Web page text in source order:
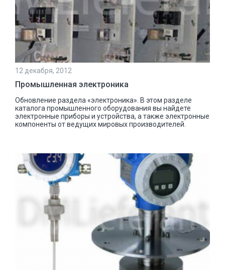
12 декабря, 2012
Промышленная электроника
Обновление раздела «электроника». В этом разделе
каталога промышленного оборудования вы найдете
электронные приборы и устройства, а также электронные
компоненты от ведущих мировых производителей.